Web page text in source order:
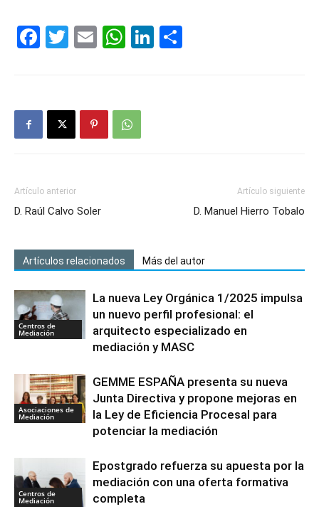
Facebook
Twitter
EmailWhatsApp
LinkedIn
Artículo anterior
D. Raúl Calvo Soler
Artículo siguiente
D. Manuel Hierro Tobalo
Artículos relacionados Más del autor
Centros de
Mediación
La nueva Ley Orgánica 1/2025 impulsa
un nuevo perfil profesional: el
arquitecto especializado en
mediación y MASC
Asociaciones de
Mediación
GEMME ESPAÑA presenta su nueva
Junta Directiva y propone mejoras en
la Ley de Eficiencia Procesal para
potenciar la mediación
Centros de
Mediación
Epostgrado refuerza su apuesta por la
mediación con una oferta formativa
completa